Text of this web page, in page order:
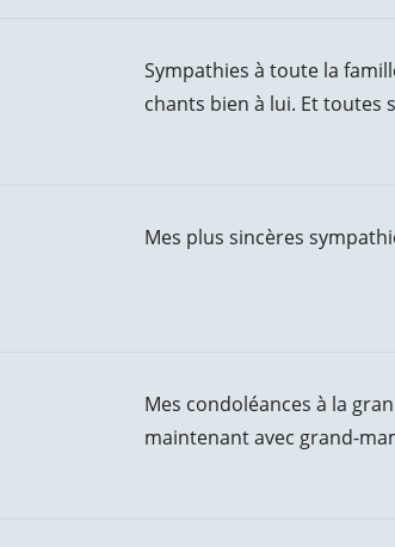
Sympathies à toute la
chants bien à lui. Et toutes
Mes plus sincères
Mes condoléances à la
maintenant avec grand-